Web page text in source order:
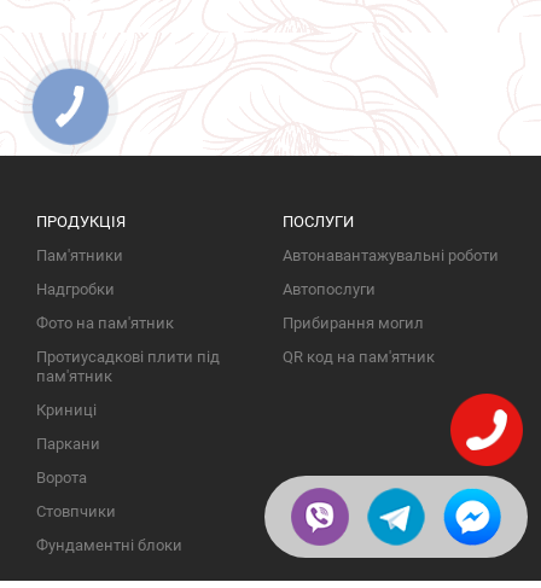
ПРОДУКЦІЯ
Пам'ятники
Надгробки
Фото на пам'ятник
Протиусадкові плити під
пам'ятник
Криниці
Паркани
Ворота
Стовпчики
Фундаментні блоки
ПОСЛУГИ
Автонавантажувальні роботи
Автопослуги
Прибирання могил
QR код на пам'ятник